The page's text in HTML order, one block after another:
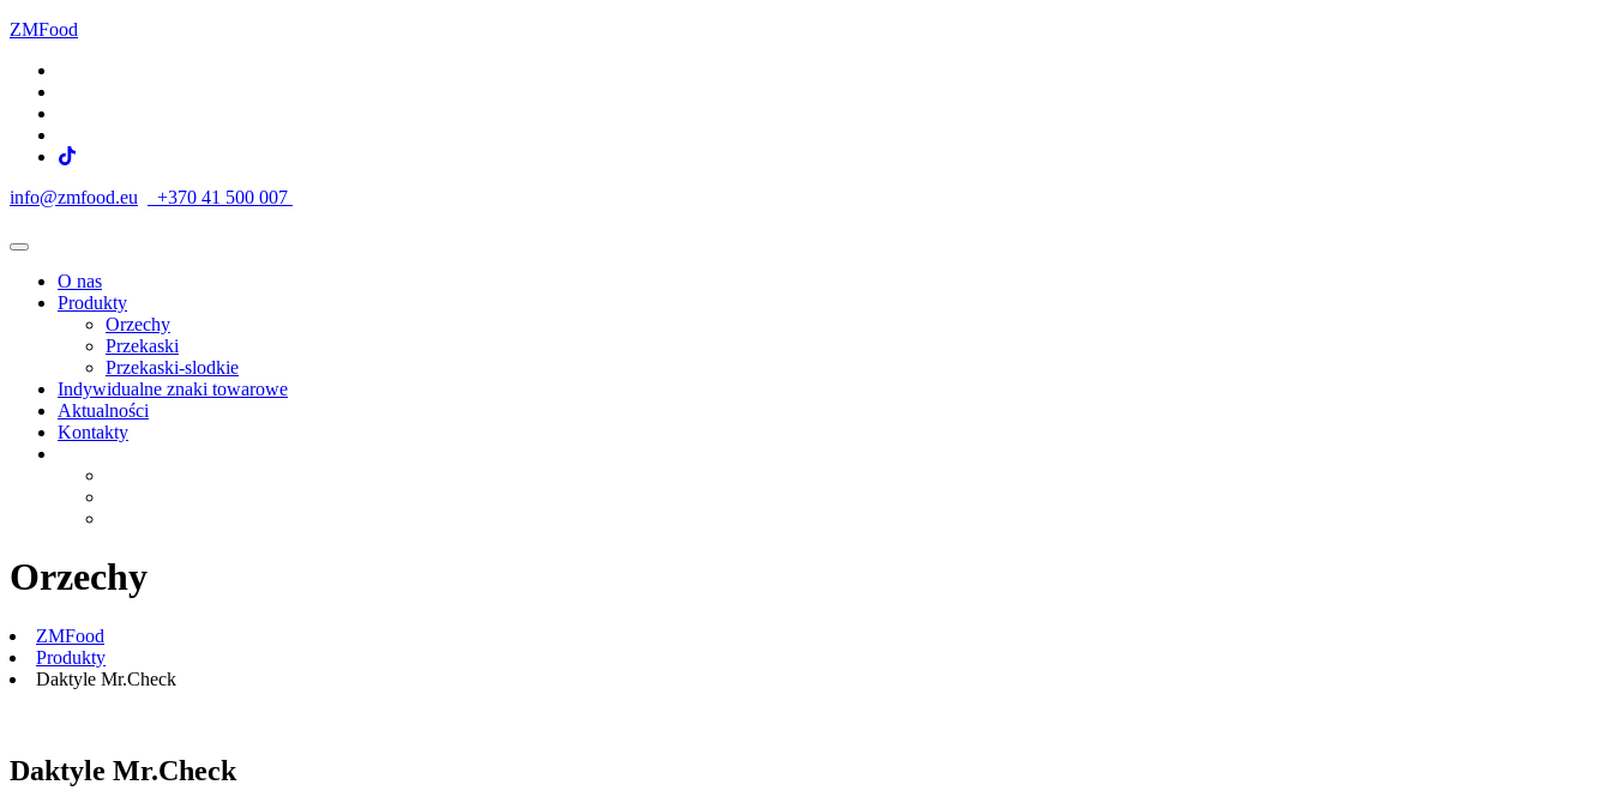
ZMFood
info@zmfood.eu +370 41 500 007
O nas
Produkty
Orzechy
Przekaski
Przekaski-slodkie
Indywidualne znaki towarowe
Aktualności
Kontakty
Orzechy
ZMFood
Produkty
Daktyle Mr.Check
Daktyle Mr.Check